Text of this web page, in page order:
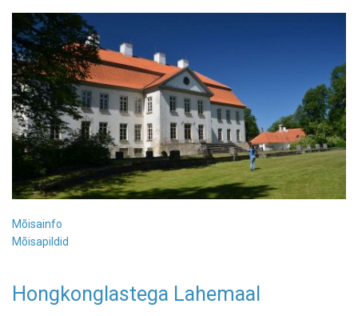
Mõisainfo
Mõisapildid
Hongkonglastega Lahemaal